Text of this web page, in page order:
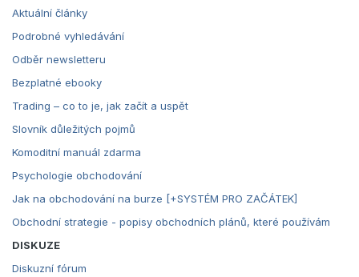
Aktuální články
Podrobné vyhledávání
Odběr newsletteru
Bezplatné ebooky
Trading – co to je, jak začít a uspět
Slovník důležitých pojmů
Komoditní manuál zdarma
Psychologie obchodování
Jak na obchodování na burze [+SYSTÉM PRO ZAČÁTEK]
Obchodní strategie - popisy obchodních plánů, které používám
DISKUZE
Diskuzní fórum